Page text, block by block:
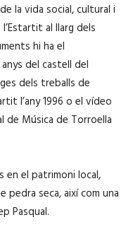
la vida social, cultural i
al llarg dels
hi ha el
del castell del
dels treballs de
l’any 1996 o el vídeo
de Música de Torroella
el patrimoni local,
pedra seca, així com una
Pasqual.